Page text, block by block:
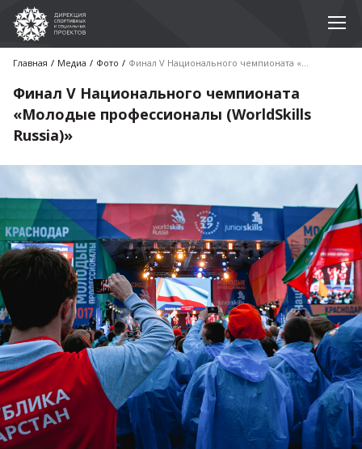
Главная Медиа Фото Финал V Национального чемпионата «Молодые профессионалы (WorldSkills Russia)»
Финал V Национального чемпионата
«Молодые профессионалы (WorldSkills
Russia)»